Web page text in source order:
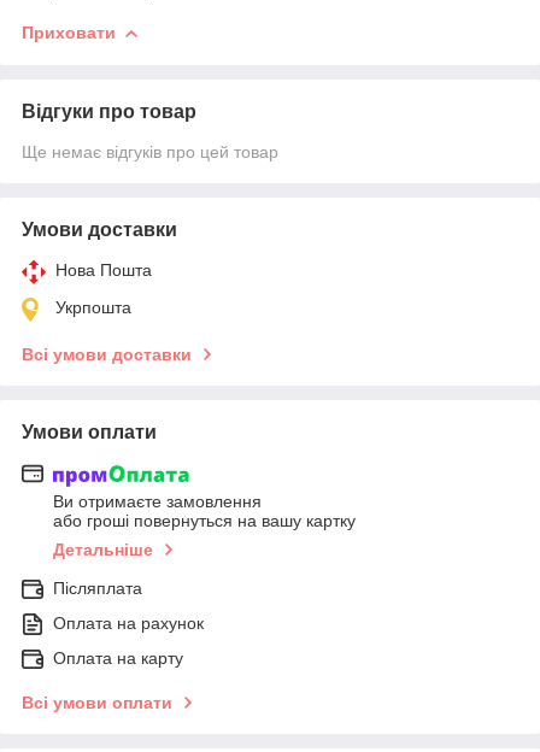
Приховати
Відгуки про товар
Ще немає відгуків про цей товар
Умови доставки
Нова Пошта
Укрпошта
Всі умови доставки
Умови оплати
Ви отримаєте замовлення
або гроші повернуться на вашу картку
Детальніше
Післяплата
Оплата на рахунок
Оплата на карту
Всі умови оплати